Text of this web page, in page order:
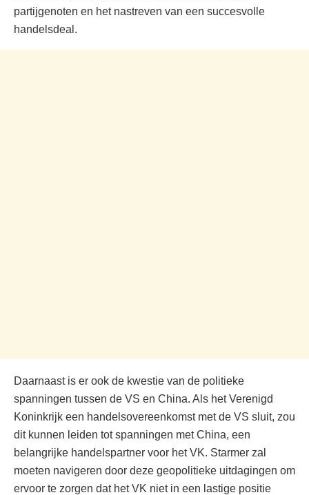
partijgenoten en het nastreven van een succesvolle
handelsdeal.
Daarnaast is er ook de kwestie van de politieke
spanningen tussen de VS en China. Als het Verenigd
Koninkrijk een handelsovereenkomst met de VS sluit, zou
dit kunnen leiden tot spanningen met China, een
belangrijke handelspartner voor het VK. Starmer zal
moeten navigeren door deze geopolitieke uitdagingen om
ervoor te zorgen dat het VK niet in een lastige positie